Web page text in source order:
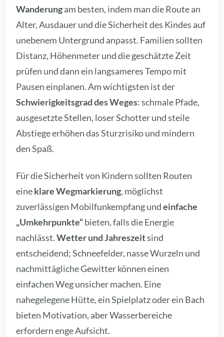
Wanderungam besten, indem man die Route an
Alter, Ausdauer und die Sicherheit des Kindes auf
unebenem Untergrund anpasst. Familien sollten
Distanz, Höhenmeter und die geschätzte Zeit
prüfen und dann ein langsameres Tempo mit
Pausen einplanen. Am wichtigsten ist der
Schwierigkeitsgrad des Weges: schmale Pfade,
ausgesetzte Stellen, loser Schotter und steile
Abstiege erhöhen das Sturzrisiko und mindern
den Spaß.
Für die Sicherheit von Kindern sollten Routen
eineklare Wegmarkierung, möglichst
zuverlässigen Mobilfunkempfang undeinfache
„Umkehrpunkte“bieten, falls die Energie
nachlässt.Wetter und Jahreszeitsind
entscheidend; Schneefelder, nasse Wurzeln und
nachmittägliche Gewitter können einen
einfachen Weg unsicher machen. Eine
nahegelegene Hütte, ein Spielplatz oder ein Bach
bieten Motivation, aber Wasserbereiche
erfordern enge Aufsicht.